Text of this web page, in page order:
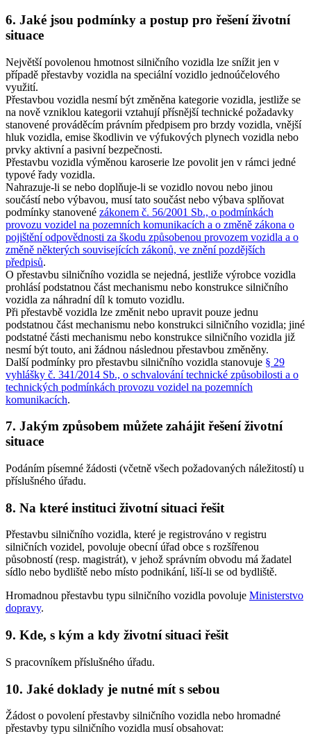
6. Jaké jsou podmínky a postup pro řešení životní
situace
Největší povolenou hmotnost silničního vozidla lze snížit jen v
případě přestavby vozidla na speciální vozidlo jednoúčelového
využití.
Přestavbou vozidla nesmí být změněna kategorie vozidla, jestliže se
na nově vzniklou kategorii vztahují přísnější technické požadavky
stanovené prováděcím právním předpisem pro brzdy vozidla, vnější
hluk vozidla, emise škodlivin ve výfukových plynech vozidla nebo
prvky aktivní a pasivní bezpečnosti.
Přestavbu vozidla výměnou karoserie lze povolit jen v rámci jedné
typové řady vozidla.
Nahrazuje-li se nebo doplňuje-li se vozidlo novou nebo jinou
součástí nebo výbavou, musí tato součást nebo výbava splňovat
podmínky stanovené zákonem č. 56/2001 Sb., o podmínkách
provozu vozidel na pozemních komunikacích a o změně zákona o
pojištění odpovědnosti za škodu způsobenou provozem vozidla a o
změně některých souvisejících zákonů, ve znění pozdějších
předpisů.
O přestavbu silničního vozidla se nejedná, jestliže výrobce vozidla
prohlásí podstatnou část mechanismu nebo konstrukce silničního
vozidla za náhradní díl k tomuto vozidlu.
Při přestavbě vozidla lze změnit nebo upravit pouze jednu
podstatnou část mechanismu nebo konstrukci silničního vozidla; jiné
podstatné části mechanismu nebo konstrukce silničního vozidla již
nesmí být touto, ani žádnou následnou přestavbou změněny.
Další podmínky pro přestavbu silničního vozidla stanovuje § 29
vyhlášky č. 341/2014 Sb., o schvalování technické způsobilosti a o
technických podmínkách provozu vozidel na pozemních
komunikacích.
7. Jakým způsobem můžete zahájit řešení životní
situace
Podáním písemné žádosti (včetně všech požadovaných náležitostí) u
příslušného úřadu.
8. Na které instituci životní situaci řešit
Přestavbu silničního vozidla, které je registrováno v registru
silničních vozidel, povoluje obecní úřad obce s rozšířenou
působností (resp. magistrát), v jehož správním obvodu má žadatel
sídlo nebo bydliště nebo místo podnikání, liší-li se od bydliště.
Hromadnou přestavbu typu silničního vozidla povoluje Ministerstvo
dopravy.
9. Kde, s kým a kdy životní situaci řešit
S pracovníkem příslušného úřadu.
10. Jaké doklady je nutné mít s sebou
Žádost o povolení přestavby silničního vozidla nebo hromadné
přestavby typu silničního vozidla musí obsahovat: